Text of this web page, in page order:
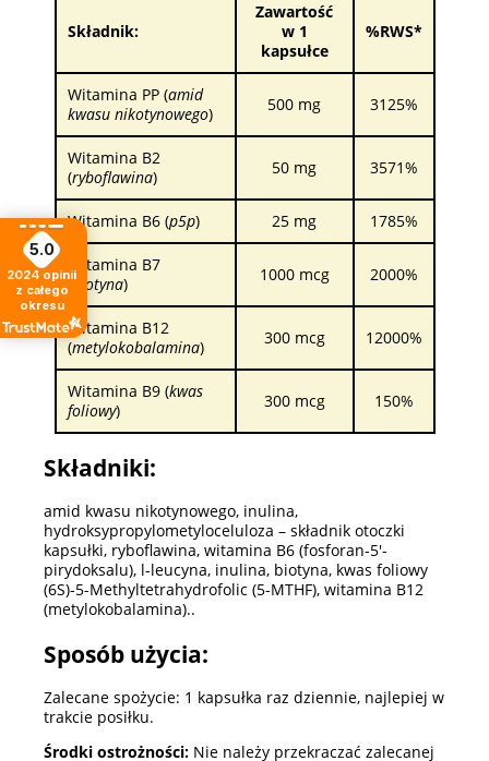
Składnik:
Zawartość
w 1
kapsułce
%RWS*
Witamina PP (amid
kwasu nikotynowego) 500 mg 3125%
Witamina B2
(ryboflawina) 50 mg 3571%
Witamina B6 (p5p) 25 mg 1785%
Witamina B7
(biotyna) 1000 mcg 2000%
Witamina B12
(metylokobalamina) 300 mcg 12000%
Witamina B9 (kwas
foliowy) 300 mcg 150%
Składniki:
amid kwasu nikotynowego, inulina,
hydroksypropylometyloceluloza – składnik otoczki
kapsułki, ryboflawina, witamina B6 (fosforan-5'-
pirydoksalu), l-leucyna, inulina, biotyna, kwas foliowy
(6S)-5-Methyltetrahydrofolic (5-MTHF), witamina B12
(metylokobalamina)..
Sposób użycia:
Zalecane spożycie: 1 kapsułka raz dziennie, najlepiej w
trakcie posiłku.
Środki ostrożności: Nie należy przekraczać zalecanej
5.0
2024 opinii
z całego
okresu